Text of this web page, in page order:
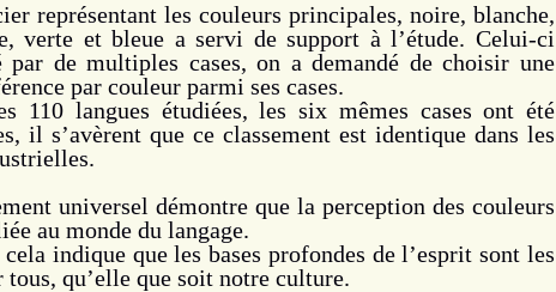
représentant les couleurs principales, noire, blanche,
verte et bleue a servi de support à l’étude. Celui-ci
par de multiples cases, on a demandé de choisir une
par couleur parmi ses cases.
110 langues étudiées, les six mêmes cases ont été
il s’avèrent que ce classement est identique dans les
universel démontre que la perception des couleurs
au monde du langage.
indique que les bases profondes de l’esprit sont les
tous, qu’elle que soit notre culture.